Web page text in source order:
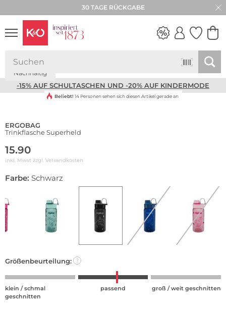
30 TAGE RÜCKGABE
NEW IN
-15% AUF SCHULTASCHEN UND -20% AUF KINDERMODE
Nachhaltig
Beliebt! 14 Personen sehen sich diesen Artikel gerade an
ERGOBAG
Trinkflasche Superheld
15.90
inkl. Mwst zzgl. Versandkosten
Farbe: Schwarz
Größenbeurteilung: ?
klein / schmal
geschnitten
passend groß / weit geschnitten